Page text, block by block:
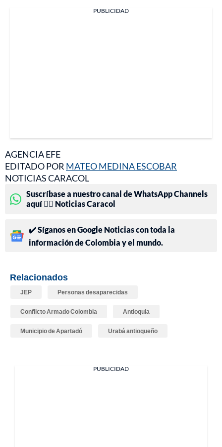
PUBLICIDAD
AGENCIA EFE
EDITADO POR MATEO MEDINA ESCOBAR
NOTICIAS CARACOL
Suscríbase a nuestro canal de WhatsApp Channels
aquí 👉🏻 Noticias Caracol
✔️ Síganos en Google Noticias con toda la
información de Colombia y el mundo.
Relacionados
JEP Personas desaparecidas
Conflicto Armado Colombia Antioquia
Municipio de Apartadó Urabá antioqueño
PUBLICIDAD